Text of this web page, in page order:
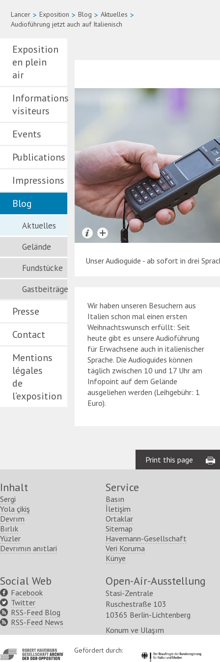
Lancer > Exposition > Blog > Aktuelles >
Audioführung jetzt auch auf Italienisch
Exposition
en plein
air
Informations
visiteurs
Events
Publications
Impressions
Blog
Aktuelles
Gelände
Fundstücke
Gastbeiträge
Presse
Contact
Mentions
légales
de
l’exposition
Unser Audioguide - ab sofort in drei
Wir haben unseren Besuchern aus
Italien schon mal einen ersten
Weihnachtswunsch erfüllt: Seit
heute gibt es unsere Audioführung
für Erwachsene auch in italienischer
Sprache. Die Audioguides können
täglich zwischen 10 und 17 Uhr am
Infopoint auf dem Gelände
ausgeliehen werden (Leihgebühr: 1
Euro).
Print this page
Inhalt
Sergi
Yola çikiş
Devrım
Bırlık
Yüzler
Devrımın anıtlari
Service
Basın
İletişim
Ortaklar
Sitemap
Havemann-Gesellschaft
Veri Koruma
Künye
Social Web
Facebook
Twitter
RSS-Feed Blog
RSS-Feed News
Open-Air-Ausstellung
Stasi-Zentrale
Ruschestraße 103
10365 Berlin-Lichtenberg
Konum ve Ulaşım
http://www.havemann-Gefördert durch: http://